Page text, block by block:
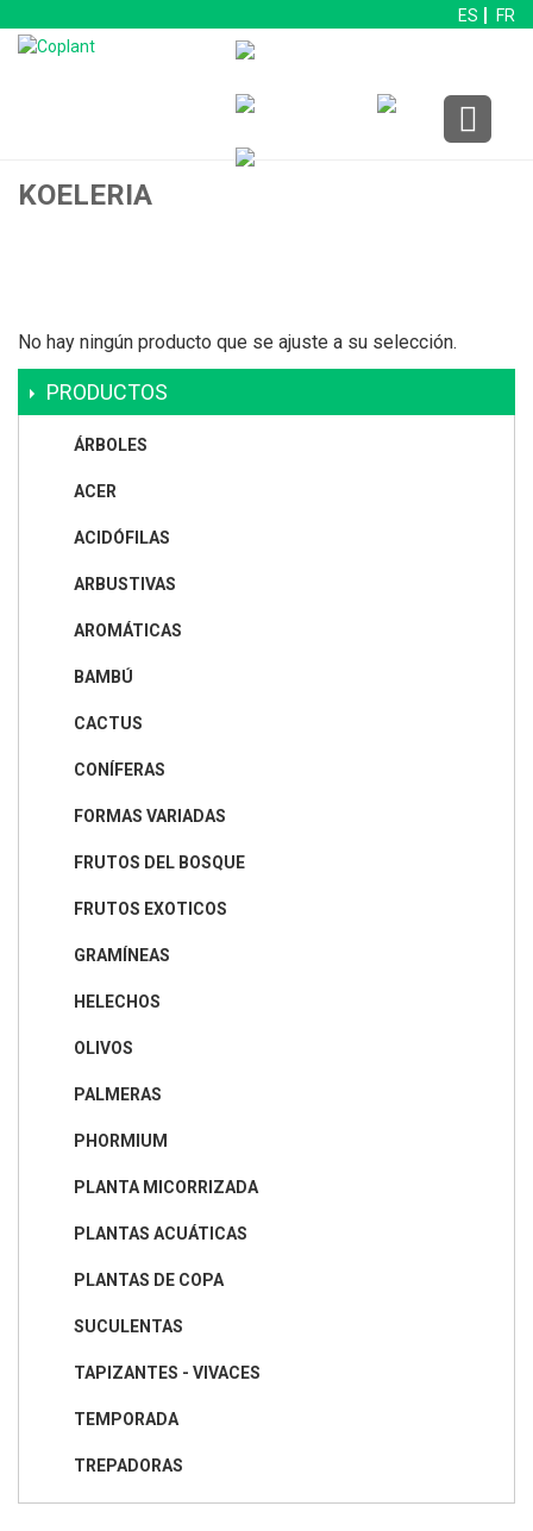
ES FR
KOELERIA
No hay ningún producto que se ajuste a su selección.
PRODUCTOS
ÁRBOLES
ACER
ACIDÓFILAS
ARBUSTIVAS
AROMÁTICAS
BAMBÚ
CACTUS
CONÍFERAS
FORMAS VARIADAS
FRUTOS DEL BOSQUE
FRUTOS EXOTICOS
GRAMÍNEAS
HELECHOS
OLIVOS
PALMERAS
PHORMIUM
PLANTA MICORRIZADA
PLANTAS ACUÁTICAS
PLANTAS DE COPA
SUCULENTAS
TAPIZANTES - VIVACES
TEMPORADA
TREPADORAS